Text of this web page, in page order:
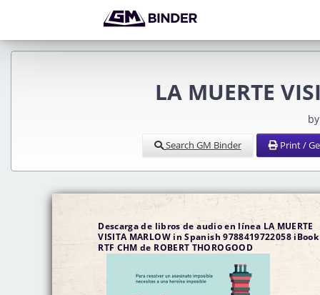
LA MUERTE
Search GM Binder Print /
Descarga de libros de audio en línea LA MUERTE
VISITA MARLOW in Spanish 9788419722058 iBook
RTF CHM de ROBERT THOROGOOD